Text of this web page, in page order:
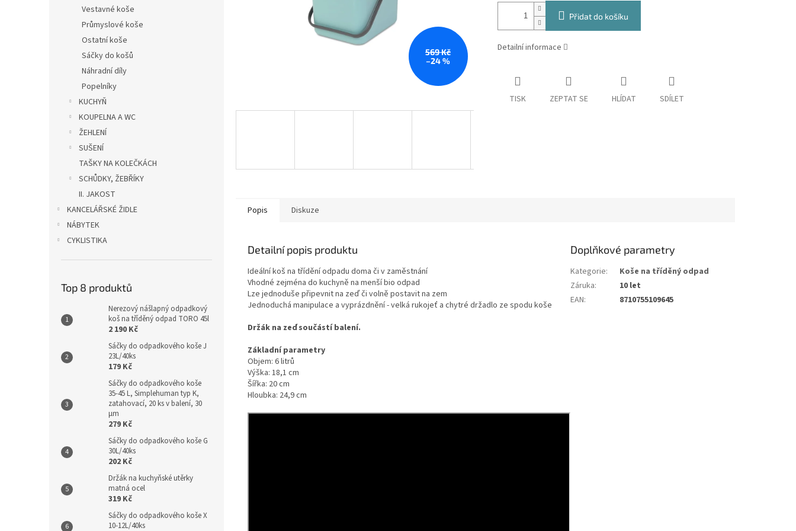
Vestavné koše
Průmyslové koše
Ostatní koše
Sáčky do košů
Náhradní díly
Popelníky
KUCHYŇ
KOUPELNA A WC
ŽEHLENÍ
SUŠENÍ
TAŠKY NA KOLEČKÁCH
SCHŮDKY, ŽEBŘÍKY
II. JAKOST
KANCELÁŘSKÉ ŽIDLE
NÁBYTEK
CYKLISTIKA
Top 8 produktů
Nerezový nášlapný odpadkový
koš na tříděný odpad TORO 45l
2 190 Kč
Sáčky do odpadkového koše J
23L/40ks
179 Kč
Sáčky do odpadkového koše
35-45 L, Simplehuman typ K,
zatahovací, 20 ks v balení, 30
µm
279 Kč
Sáčky do odpadkového koše G
30L/40ks
202 Kč
Držák na kuchyňské utěrky
matná ocel
319 Kč
Sáčky do odpadkového koše X
10-12L/40ks
569 Kč
–24 %
Přidat do košíku
Detailní informace
TISK ZEPTAT SE HLÍDAT SDÍLET
Popis Diskuze
Detailní popis produktu
Ideální koš na třídění odpadu doma či v zaměstnání
Vhodné zejména do kuchyně na menší bio odpad
Lze jednoduše připevnit na zeď či volně postavit na zem
Jednoduchá manipulace a vyprázdnění - velká rukojeť a chytré držadlo ze spodu koše
Držák na zeď součástí balení.
Základní parametry
Objem: 6 litrů
Výška: 18,1 cm
Šířka: 20 cm
Hloubka: 24,9 cm
Doplňkové parametry
Kategorie:
Koše na tříděný odpad
Záruka:
10 let
EAN: 8710755109645